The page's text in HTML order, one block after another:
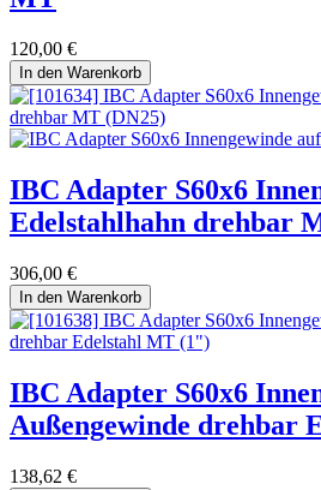
120,00 €
In den Warenkorb
IBC Adapter S60x6
Edelstahlhahn drehbar
306,00 €
In den Warenkorb
IBC Adapter S60x6
Außengewinde drehbar
138,62 €